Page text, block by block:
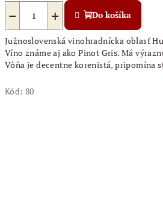
+
− Do košíka
Južnoslovenská vinohradnícka oblasť
Víno známe aj ako Pinot Gris. Má
Vôňa je decentne korenistá, pripomína
Kód: 80